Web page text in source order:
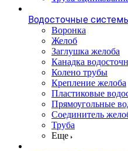
Водосточные
Воронка
Желоб
Заглушка желоба
Канадка
Колено трубы
Крепление желоба
Пластиковые
Прямоугольные
Соединитель
Труба
Еще